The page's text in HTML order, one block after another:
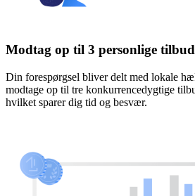
Modtag op til 3 personlige tilbud
Din forespørgsel bliver delt med lokale
modtage op til tre konkurrencedygtige
hvilket sparer dig tid og besvær.